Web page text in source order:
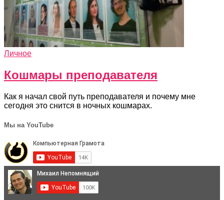
Личное
Кошмары преподавателя
Как я начал свой путь преподавателя и почему мне
сегодня это снится в ночных кошмарах.
Мы на YouTube